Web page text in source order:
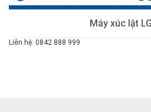
Máy xúc lật
Liên hệ: 0842 888 999